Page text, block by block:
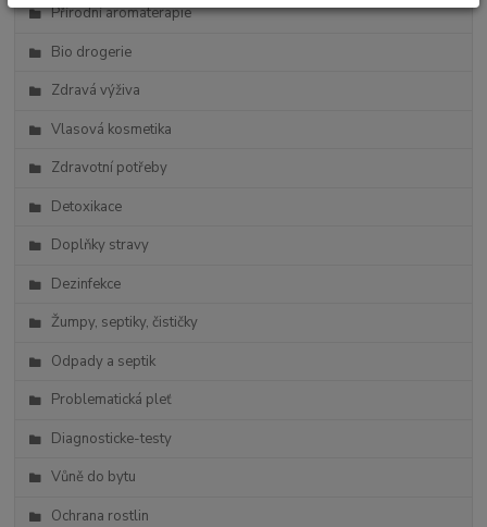
Přírodní aromaterapie
Bio drogerie
Zdravá výživa
Vlasová kosmetika
Zdravotní potřeby
Detoxikace
Doplňky stravy
Dezinfekce
Žumpy, septiky, čističky
Odpady a septik
Problematická pleť
Diagnosticke-testy
Vůně do bytu
Ochrana rostlin